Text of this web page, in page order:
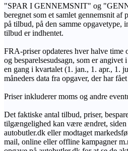
"SPAR I GENNEMSNIT" og
beregnet som et samlet gennemsnit af
på tilbud, på den samme opgavetype,
tilbud er indhentet.
FRA-priser opdateres hver halve
og besparelsesudsagn, som er angivet
en gang i kvartalet (1. jan., 1. apr., 1.
måneders data fra opgaver, der har
Priser inkluderer moms og andre
Det faktiske antal tilbud, priser,
tilgængelighed kan være ændret, siden
autobutler.dk eller modtaget
mail, online eller offline kampagner